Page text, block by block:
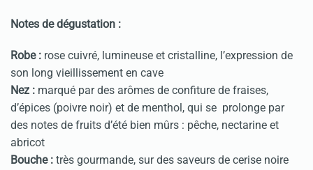
Notes de dégustation :
Robe : rose cuivré, lumineuse et cristalline, l’expression de
son long vieillissement en cave
Nez : marqué par des arômes de confiture de fraises,
d’épices (poivre noir) et de menthol, qui se prolonge par
des notes de fruits d’été bien mûrs : pêche, nectarine et
abricot
Bouche : très gourmande, sur des saveurs de cerise noire